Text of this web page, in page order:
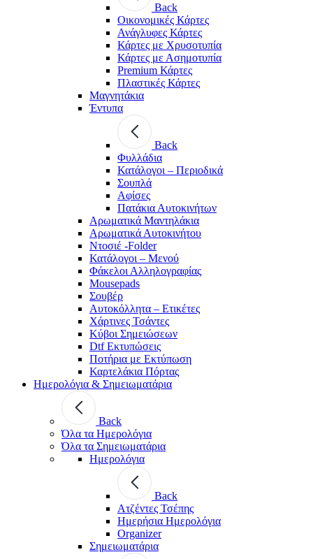
Back
Οικονομικές Κάρτες
Ανάγλυφες Κάρτες
Κάρτες με Χρυσοτυπία
Κάρτες με Ασημοτυπία
Premium Κάρτες
Πλαστικές Κάρτες
Μαγνητάκια
Έντυπα
Back
Φυλλάδια
Κατάλογοι – Περιοδικά
Σουπλά
Αφίσες
Πατάκια Αυτοκινήτων
Αρωματικά Μαντηλάκια
Αρωματικά Αυτοκινήτου
Ντοσιέ -Folder
Κατάλογοι – Μενού
Φάκελοι Αλληλογραφίας
Mousepads
Σουβέρ
Αυτοκόλλητα – Ετικέτες
Χάρτινες Τσάντες
Κύβοι Σημειώσεων
Dtf Εκτυπώσεις
Ποτήρια με Εκτύπωση
Καρτελάκια Πόρτας
Ημερολόγια & Σημειωματάρια
Back
Όλα τα Ημερολόγια
Όλα τα Σημειωματάρια
Ημερολόγια
Back
Ατζέντες Τσέπης
Ημερήσια Ημερολόγια
Organizer
Σημειωματάρια